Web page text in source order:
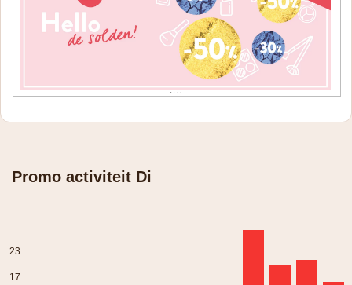
Promo activiteit Di
23
17